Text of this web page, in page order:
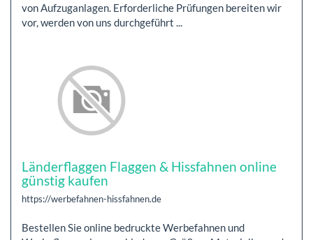
von Aufzuganlagen. Erforderliche Prüfungen bereiten wir
vor, werden von uns durchgeführt ...
Länderflaggen Flaggen & Hissfahnen online
günstig kaufen
https://werbefahnen-hissfahnen.de
Bestellen Sie online bedruckte Werbefahnen und